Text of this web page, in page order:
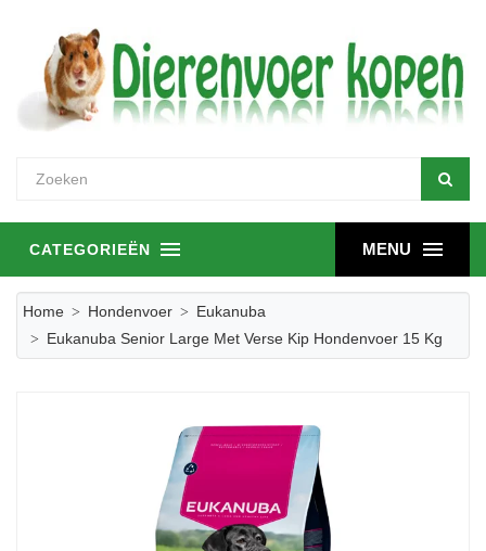
MENU
CATEGORIEËN
Home Hondenvoer
Eukanuba
Eukanuba Senior Large Met Verse Kip Hondenvoer 15 Kg